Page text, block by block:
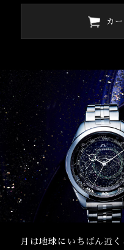
カ
月は地球にいちばん近く